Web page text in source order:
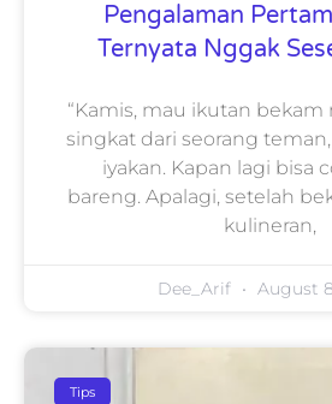
Pengalaman
Ternyata Nggak
“Kamis, mau ikutan bekam
singkat dari seorang
iyakan. Kapan lagi bisa
bareng. Apalagi, setelah
kulineran,
Dee_Arif August
Tips